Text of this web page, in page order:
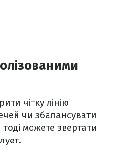
чітку лінію
чи збалансувати
можете звертати